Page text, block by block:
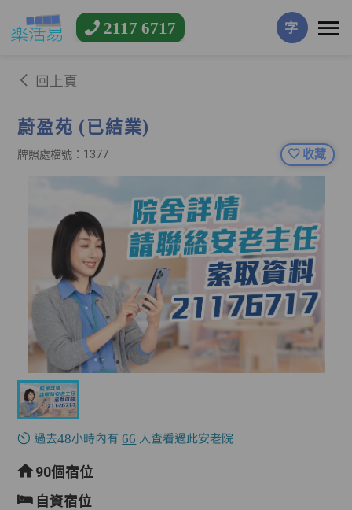
2117 6717 字
回上頁
蔚盈苑 (已結業)
牌照處檔號：1377 收藏
過去48小時內有66 人查看過此安老院
90個宿位
自資宿位